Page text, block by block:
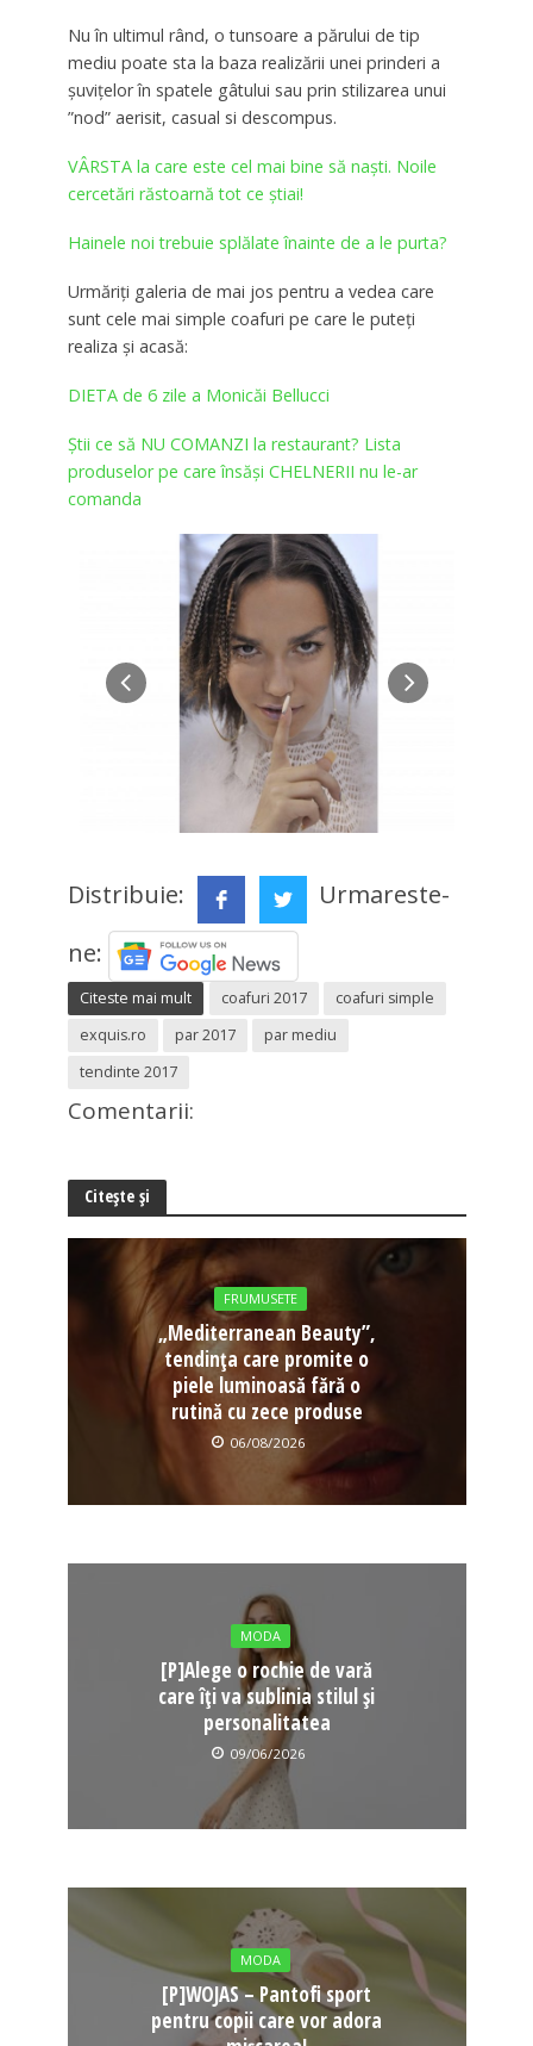
Nu în ultimul rând, o tunsoare a părului de tip
mediu poate sta la baza realizării unei prinderi a
șuvițelor în spatele gâtului sau prin stilizarea unui
”nod” aerisit, casual si descompus.
VÂRSTA la care este cel mai bine să naşti. Noile
cercetări răstoarnă tot ce știai!
Hainele noi trebuie splălate înainte de a le purta?
Urmăriți galeria de mai jos pentru a vedea care
sunt cele mai simple coafuri pe care le puteți
realiza și acasă:
DIETA de 6 zile a Monicăi Bellucci
Știi ce să NU COMANZI la restaurant? Lista
produselor pe care însăși CHELNERII nu le-ar
comanda
Distribuie:
Urmareste-
ne:
Citeste mai mult coafuri 2017
coafuri simple
exquis.ro
par 2017
par mediu
tendinte 2017
Comentarii:
Citește și
FRUMUSETE
„Mediterranean Beauty”,
tendința care promite o
piele luminoasă fără o
rutină cu zece produse
06/08/2026
MODA
[P]Alege o rochie de vară
care îți va sublinia stilul și
personalitatea
09/06/2026
MODA
[P]WOJAS – Pantofi sport
pentru copii care vor adora